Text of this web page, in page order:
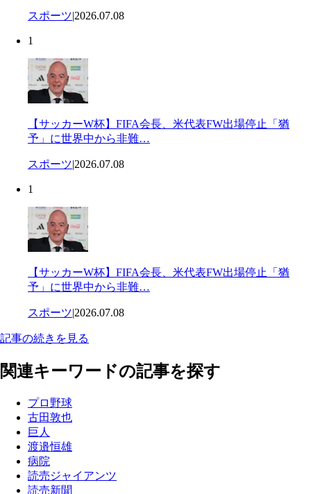
スポーツ|2026.07.08
1
【サッカーW杯】FIFA会長、米代表FW出場停止「猶
予」に世界中から非難…
スポーツ|2026.07.08
1
【サッカーW杯】FIFA会長、米代表FW出場停止「猶
予」に世界中から非難…
スポーツ|2026.07.08
記事の続きを見る
関連キーワードの記事を探す
プロ野球
古田敦也
巨人
渡邉恒雄
病院
読売ジャイアンツ
読売新聞